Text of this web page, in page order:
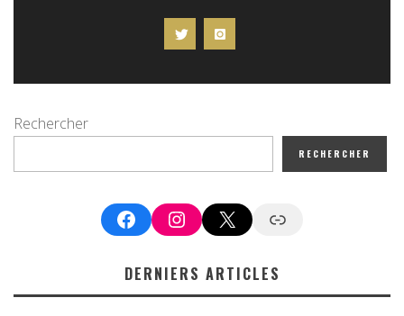
Rechercher
RECHERCHER
FacebookInstagram
X Google News
DERNIERS ARTICLES